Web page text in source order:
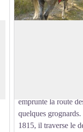
emprunte la route
quelques
1815, il traverse le